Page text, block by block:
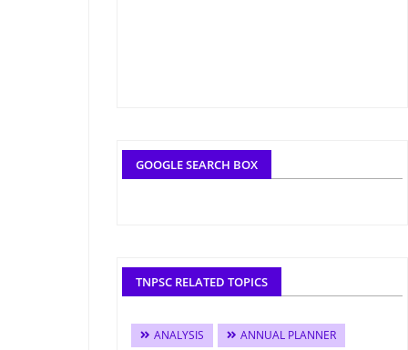
GOOGLE SEARCH BOX
TNPSC RELATED TOPICS
ANALYSIS
ANNUAL PLANNER